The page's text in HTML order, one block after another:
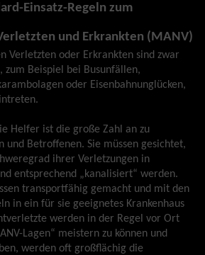
Einsatz-Regeln zum
und Erkrankten (MANV)
Verletzten oder Erkrankten sind zwar
zum Beispiel bei Busunfällen,
oder Eisenbahnunglücken,
Helfer ist die große Zahl an zu
und Betroffenen. Sie müssen gesichtet,
ihrer Verletzungen in
entsprechend „kanalisiert“ werden.
transportfähig gemacht und mit den
in ein für sie geeignetes Krankenhaus
werden in der Regel vor Ort
Lagen“ meistern zu können und
werden oft großflächig die